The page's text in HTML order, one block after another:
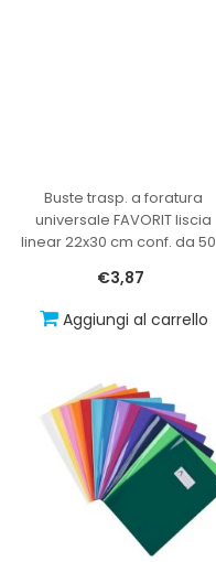
Buste trasp. a foratura
universale FAVORIT liscia
linear 22x30 cm conf. da 50
€3,87
Aggiungi al carrello